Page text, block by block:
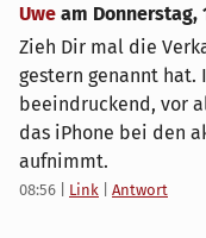
Uwe am Donnerstag,
Zieh Dir mal die
gestern genannt hat.
beeindruckend, vor
das iPhone bei den
aufnimmt.
08:56 Link Antwort